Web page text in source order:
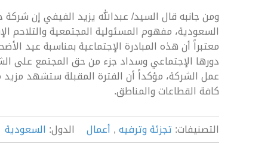
ومن جانبه قال السيد/ عبدالله يزيد الفيفي إن
السعودية، مفهوم المسئولية المجتمعية والتلاحم
معتبراً أن هذه المبادرة الإجتماعية بمناسبة عيد
دورها الإجتماعي وسداد جزء من حق المجتمع على
عمل الشركة، مؤكداً أن الفترة المقبلة ستشهد
كافة القطاعات والمناطق.
التصنيفات: تجزئة وترفيه, أعمال الدول: السعودية